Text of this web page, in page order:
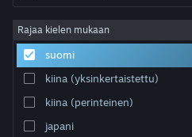
Tietoa
Tuki
Vaihda kieli
Rajaa kielen mukaan
suomi
kiina (yksinkertaistettu)
kiina (perinteinen)
japani
Järjestelyperuste
0 tulosta vastaa hakuasi. 4 peliä on
pois.